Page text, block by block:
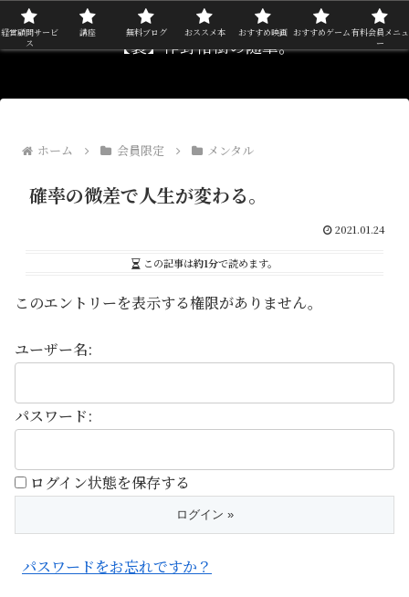
【裏】作野裕樹の随筆。
ホーム 会員限定 メンタル
確率の微差で人生が変わる。
2021.01.24
この記事は約1分で読めます。
このエントリーを表示する権限がありません。
ユーザー名:
パスワード:
ログイン状態を保存する
パスワードをお忘れですか？
経営顧問サービ
ス
講座 無料ブログ おススメ本 おすすめ映画 おすすめゲーム有料会員メニュ
ー